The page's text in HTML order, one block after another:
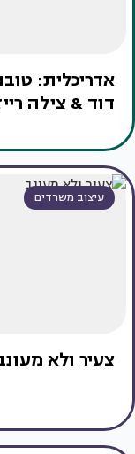
אדריכלית:
דוד & צילה
עיצוב משרדים
צעיר ולא